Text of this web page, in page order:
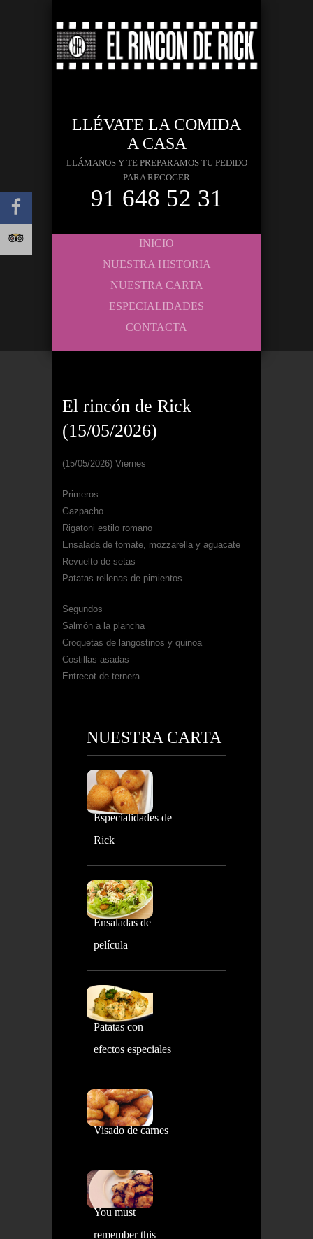
LLÉVATE LA COMIDA
A CASA
LLÁMANOS Y TE PREPARAMOS TU PEDIDO
PARA RECOGER
91 648 52 31
INICIO
NUESTRA HISTORIA
NUESTRA CARTA
ESPECIALIDADES
CONTACTA
El rincón de Rick
(15/05/2026)
(15/05/2026) Viernes
Primeros
Gazpacho
Rigatoni estilo romano
Ensalada de tomate, mozzarella y aguacate
Revuelto de setas
Patatas rellenas de pimientos
Segundos
Salmón a la plancha
Croquetas de langostinos y quinoa
Costillas asadas
Entrecot de ternera
NUESTRA CARTA
Especialidades de
Rick
Ensaladas de
película
Patatas con
efectos especiales
Visado de carnes
You must
remember this